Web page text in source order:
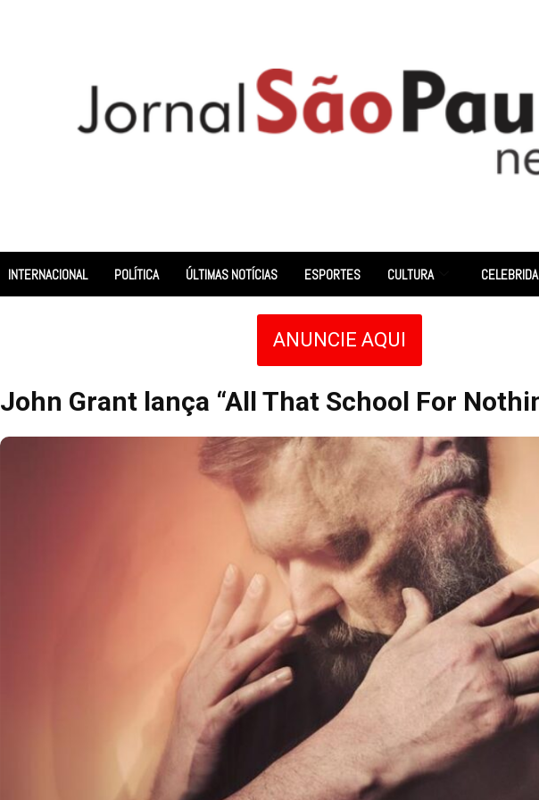
INTERNACIONAL POLÍTICA ÚLTIMAS NOTÍCIAS ESPORTES CULTURA
ANUNCIE AQUI
John Grant lança “All That School For